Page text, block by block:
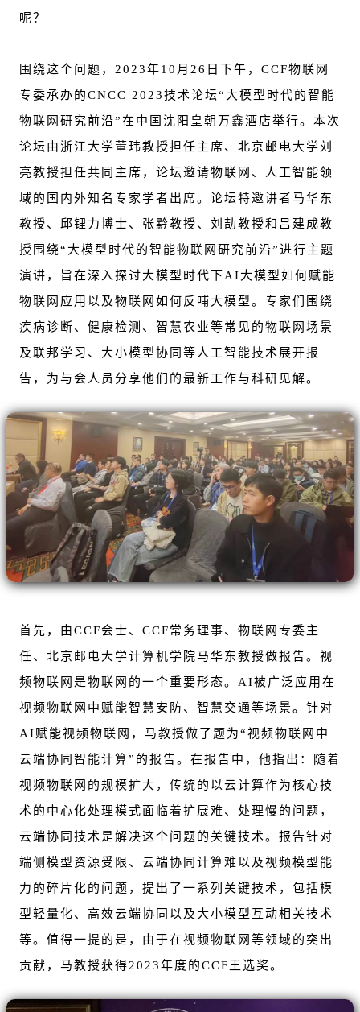
呢？
围绕这个问题，2023年10月26日下午，CCF物联网
专委承办的CNCC 2023技术论坛“大模型时代的智能
物联网研究前沿”在中国沈阳皇朝万鑫酒店举行。本次
论坛由浙江大学董玮教授担任主席、北京邮电大学刘
亮教授担任共同主席，论坛邀请物联网、人工智能领
域的国内外知名专家学者出席。论坛特邀讲者马华东
教授、邱锂力博士、张黔教授、刘劼教授和吕建成教
授围绕“大模型时代的智能物联网研究前沿”进行主题
演讲，旨在深入探讨大模型时代下AI大模型如何赋能
物联网应用以及物联网如何反哺大模型。专家们围绕
疾病诊断、健康检测、智慧农业等常见的物联网场景
及联邦学习、大小模型协同等人工智能技术展开报
告，为与会人员分享他们的最新工作与科研见解。
首先，由CCF会士、CCF常务理事、物联网专委主
任、北京邮电大学计算机学院马华东教授做报告。视
频物联网是物联网的一个重要形态。AI被广泛应用在
视频物联网中赋能智慧安防、智慧交通等场景。针对
AI赋能视频物联网，马教授做了题为“视频物联网中
云端协同智能计算”的报告。在报告中，他指出：随着
视频物联网的规模扩大，传统的以云计算作为核心技
术的中心化处理模式面临着扩展难、处理慢的问题，
云端协同技术是解决这个问题的关键技术。报告针对
端侧模型资源受限、云端协同计算难以及视频模型能
力的碎片化的问题，提出了一系列关键技术，包括模
型轻量化、高效云端协同以及大小模型互动相关技术
等。值得一提的是，由于在视频物联网等领域的突出
贡献，马教授获得2023年度的CCF王选奖。